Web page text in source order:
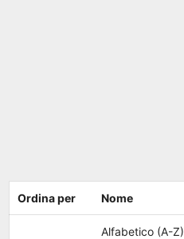
Ordina per Nome
Alfabetico (A-Z)